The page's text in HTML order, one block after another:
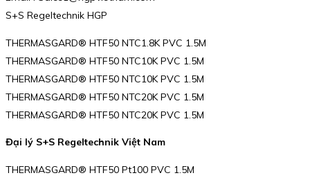
S+S Regeltechnik HGP
THERMASGARD® HTF50 NTC1.8K PVC 1.5M
THERMASGARD® HTF50 NTC10K PVC 1.5M
THERMASGARD® HTF50 NTC10K PVC 1.5M
THERMASGARD® HTF50 NTC20K PVC 1.5M
THERMASGARD® HTF50 NTC20K PVC 1.5M
Đại lý S+S Regeltechnik Việt Nam
THERMASGARD® HTF50 Pt100 PVC 1.5M